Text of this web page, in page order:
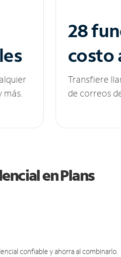
más.
28
costo
Transfiere
de correos
en Plans
confiable y ahorra al combinarlo.